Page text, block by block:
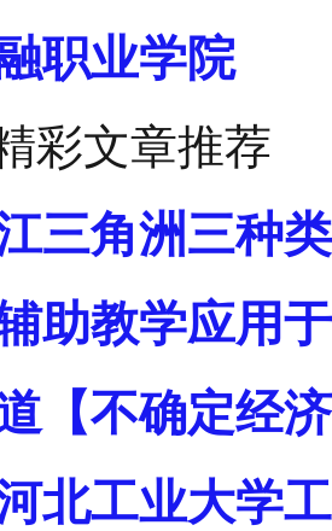
职业学院
彩文章推荐
三角洲三种
助教学应用
【不确定经
北工业大学工